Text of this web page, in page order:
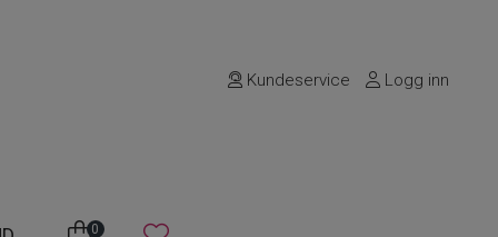
Kundeservice Logg inn
0